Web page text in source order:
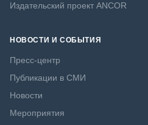
Издательский проект ANCOR
НОВОСТИ И СОБЫТИЯ
Пресс-центр
Публикации в СМИ
Новости
Мероприятия